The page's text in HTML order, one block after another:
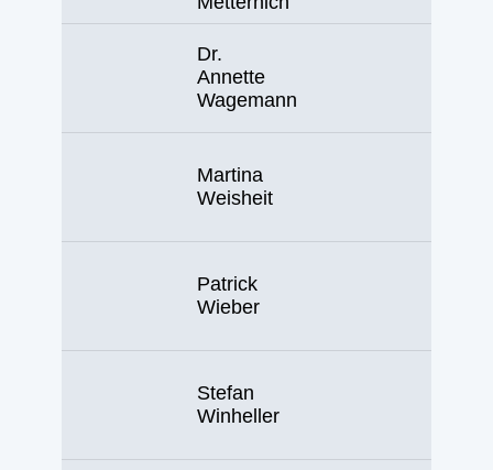
Dr.
Annette
Wagemann
Martina
Weisheit
Patrick
Wieber
Stefan
Winheller